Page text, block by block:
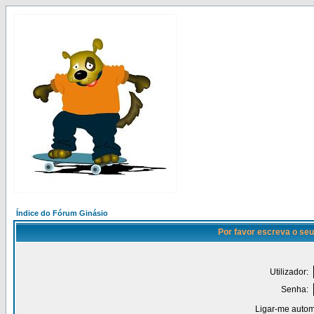
Índice do Fórum Ginásio
Por favor escreva o
Utilizador:
Senha:
Ligar-me